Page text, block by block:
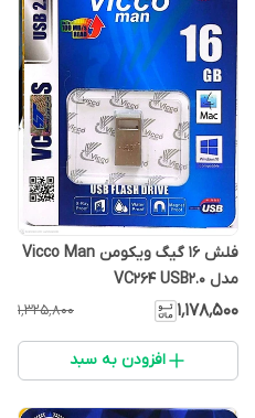
فلش 16 گیگ ویکومن Vicco Man
مدل VC264 USB2.0
۱٬۱۷۸٬۵۰۰ ۱٬۳۲۵٬۸۰۰
افزودن به سبد